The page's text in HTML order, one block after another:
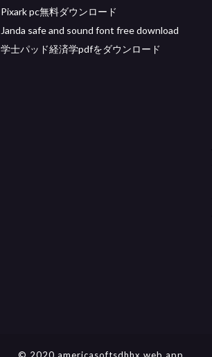
Pixark pc無料ダウンロード
Janda safe and sound font free download
学士パッド経済学pdfをダウンロード